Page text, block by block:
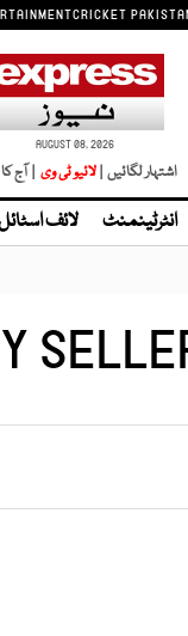
CRICKET
AUGUST 08, 2026
اشتہار لگائیں | | آج کا
انٹرٹینمنٹ لائف